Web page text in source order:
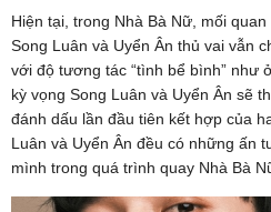
Hiện tại, trong Nhà Bà Nữ, mối
Song Luân và Uyển Ân thủ vai vẫn
với độ tương tác “tình bể bình” như
kỳ vọng Song Luân và Uyển Ân sẽ
đánh dấu lần đầu tiên kết hợp của
Luân và Uyển Ân đều có những ấn
mình trong quá trình quay Nhà Bà